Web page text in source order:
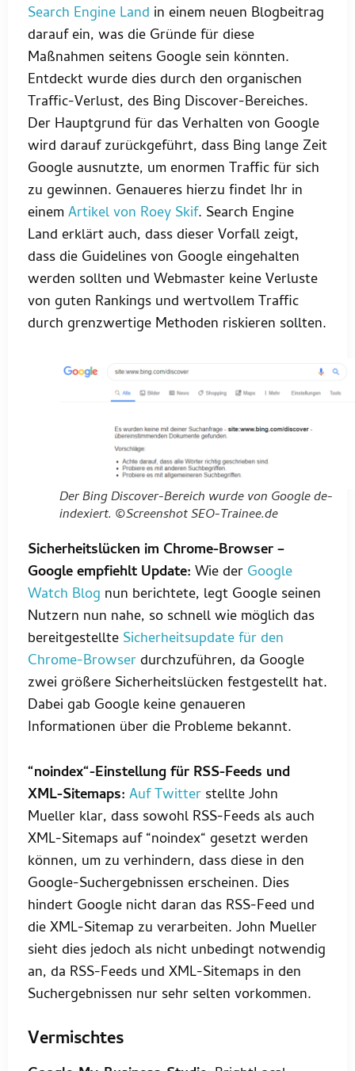
Search Engine Land in einem neuen Blogbeitrag
darauf ein, was die Gründe für diese
Maßnahmen seitens Google sein könnten.
Entdeckt wurde dies durch den organischen
Traffic-Verlust, des Bing Discover-Bereiches.
Der Hauptgrund für das Verhalten von Google
wird darauf zurückgeführt, dass Bing lange Zeit
Google ausnutzte, um enormen Traffic für sich
zu gewinnen. Genaueres hierzu findet Ihr in
einem Artikel von Roey Skif. Search Engine
Land erklärt auch, dass dieser Vorfall zeigt,
dass die Guidelines von Google eingehalten
werden sollten und Webmaster keine Verluste
von guten Rankings und wertvollem Traffic
durch grenzwertige Methoden riskieren sollten.
Der Bing Discover-Bereich wurde von Google de-
indexiert. ©Screenshot SEO-Trainee.de
Sicherheitslücken im Chrome-Browser –
Google empfiehlt Update: Wie der Google
Watch Blog nun berichtete, legt Google seinen
Nutzern nun nahe, so schnell wie möglich das
bereitgestellte Sicherheitsupdate für den
Chrome-Browserdurchzuführen, da Google
zwei größere Sicherheitslücken festgestellt hat.
Dabei gab Google keine genaueren
Informationen über die Probleme bekannt.
“noindex“-Einstellung für RSS-Feeds und
XML-Sitemaps: Auf Twitter stellte John
Mueller klar, dass sowohl RSS-Feeds als auch
XML-Sitemaps auf “noindex“ gesetzt werden
können, um zu verhindern, dass diese in den
Google-Suchergebnissen erscheinen. Dies
hindert Google nicht daran das RSS-Feed und
die XML-Sitemap zu verarbeiten. John Mueller
sieht dies jedoch als nicht unbedingt notwendig
an, da RSS-Feeds und XML-Sitemaps in den
Suchergebnissen nur sehr selten vorkommen.
Vermischtes